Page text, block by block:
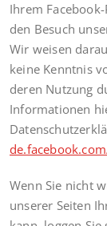
Ihrem
den Besuch
Wir weisen
keine Kenntnis
deren Nutzung
Informationen
Wenn Sie nicht
unserer Seiten